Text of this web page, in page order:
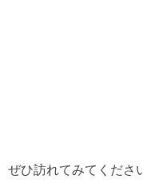
ぜひ訪れてみてくださ